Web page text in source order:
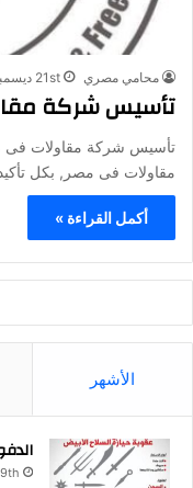
محامي مصري 21st ديسمبر 2022
تأسيس شركة
تأسيس شركة مقاولات فى
مقاولات فى مصر, بكل
أكمل القراءة »
الأشهر
9th يناير 2023